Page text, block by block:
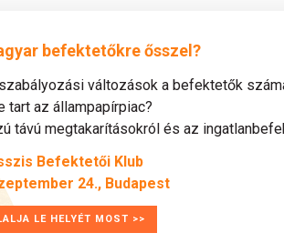
befektetőkre ősszel?
változások a befektetők
tart az állampapírpiac?
távú megtakarításokról és az
Befektetői Klub
24., Budapest
LE HELYÉT MOST >>